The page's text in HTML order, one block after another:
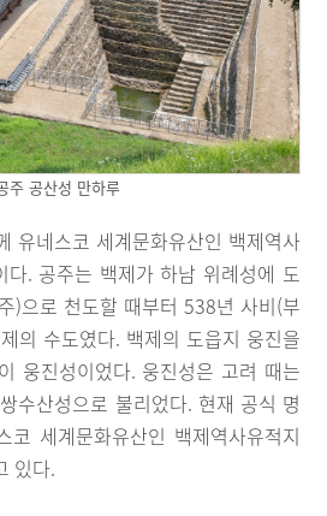
주 공산성 만하루
유네스코 세계문화유산인 백제역사
다. 공주는 백제가 하남 위례성에 도
)으로 천도할 때부터 538년 사비(부
의 수도였다. 백제의 도읍지 웅진을
웅진성이었다. 웅진성은 고려 때는
수산성으로 불리었다. 현재 공식 명
코 세계문화유산인 백제역사유적지
있다.